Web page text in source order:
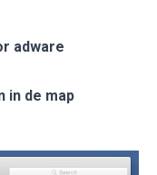
adware
in de map